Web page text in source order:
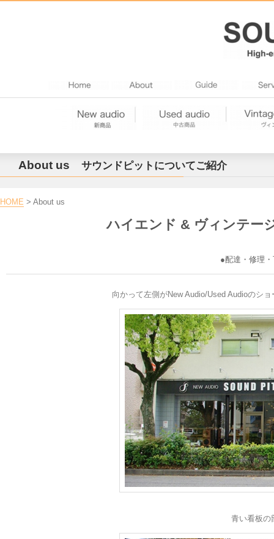
About us サウンドピットについてご紹介
HOME > About us
ハイエンド & ヴィンテー
●配達・修理
向かって左側がNew Audio/Used Audioのシ
青い看板の